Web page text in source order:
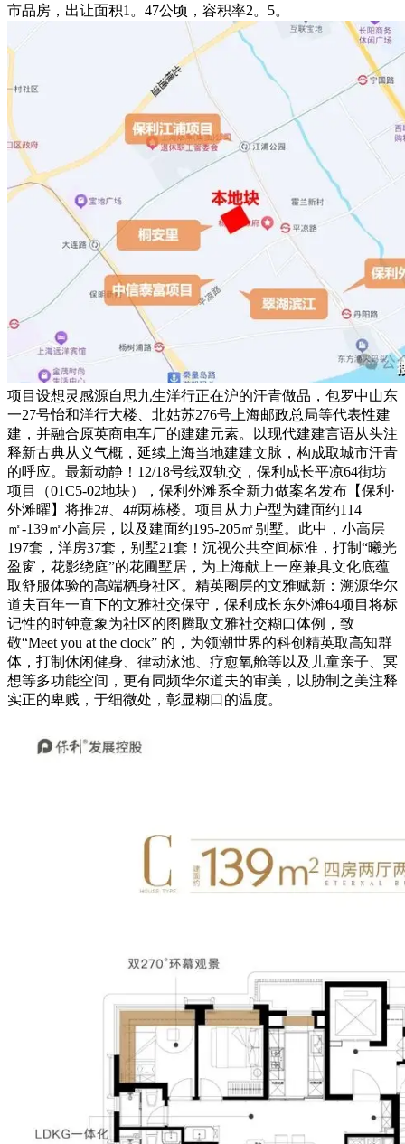
市品房，出让面积1。47公顷，容积率2。5。
项目设想灵感源自思九生洋行正在沪的汗青做品，包罗中山东
一27号怡和洋行大楼、北姑苏276号上海邮政总局等代表性建
建，并融合原英商电车厂的建建元素。以现代建建言语从头注
释新古典从义气概，延续上海当地建建文脉，构成取城市汗青
的呼应。最新动静！12/18号线双轨交，保利成长平凉64街坊
项目（01C5-02地块），保利外滩系全新力做案名发布【保利·
外滩曜】将推2#、4#两栋楼。项目从力户型为建面约114
㎡-139㎡小高层，以及建面约195-205㎡别墅。此中，小高层
197套，洋房37套，别墅21套！沉视公共空间标准，打制“曦光
盈窗，花影绕庭”的花圃墅居，为上海献上一座兼具文化底蕴
取舒服体验的高端栖身社区。精英圈层的文雅赋新：溯源华尔
道夫百年一直下的文雅社交保守，保利成长东外滩64项目将标
记性的时钟意象为社区的图腾取文雅社交糊口体例，致
敬“Meet you at the clock” 的，为领潮世界的科创精英取高知群
体，打制休闲健身、律动泳池、疗愈氧舱等以及儿童亲子、冥
想等多功能空间，更有同频华尔道夫的审美，以胁制之美注释
实正的卑贱，于细微处，彰显糊口的温度。